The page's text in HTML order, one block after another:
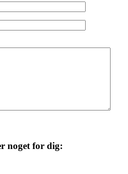
noget for dig: